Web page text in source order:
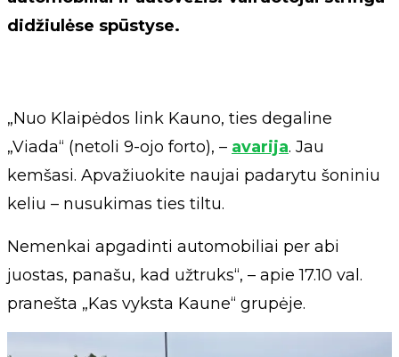
didžiulėse spūstyse.
„Nuo Klaipėdos link Kauno, ties degaline
„Viada“ (netoli 9-ojo forto), – avarija. Jau
kemšasi. Apvažiuokite naujai padarytu šoniniu
keliu – nusukimas ties tiltu.
Nemenkai apgadinti automobiliai per abi
juostas, panašu, kad užtruks“, – apie 17.10 val.
pranešta „Kas vyksta Kaune“ grupėje.